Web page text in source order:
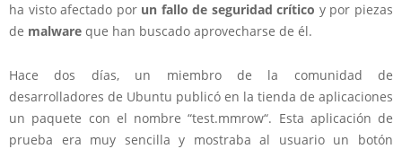
ha visto afectado por un fallo de seguridad crítico y por piezas
de malware que han buscado aprovecharse de él.
Hace dos días, un miembro de la comunidad de
desarrolladores de Ubuntu publicó en la tienda de aplicaciones
un paquete con el nombre “test.mmrow“. Esta aplicación de
prueba era muy sencilla y mostraba al usuario un botón